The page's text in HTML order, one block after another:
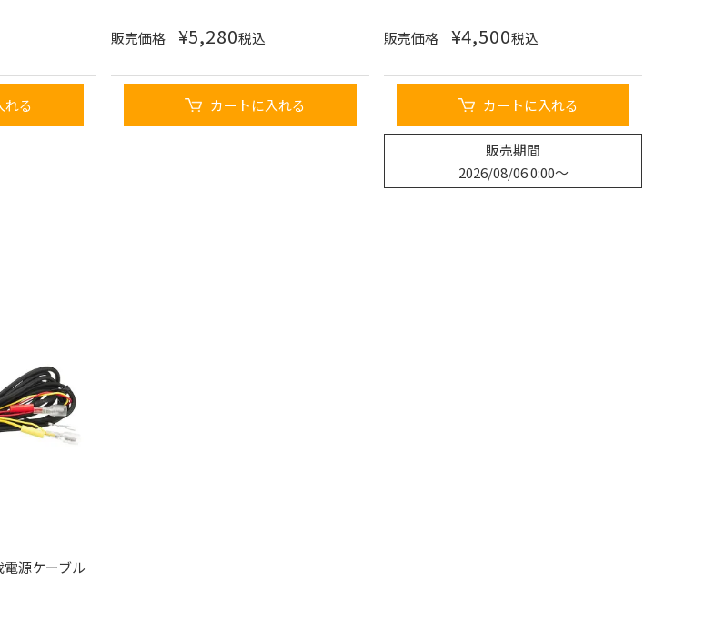
れる
販売価格 ¥5,280税込
カートに入れる
販売価格 ¥4,500税込
カートに入れる
販売期間
2026/08/06 0:00〜
源ケーブル